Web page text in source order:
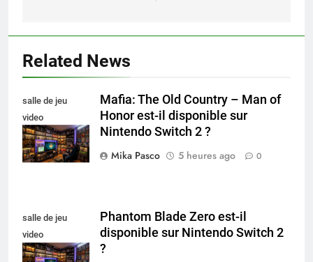
Related News
salle de jeu
video
collectionneur
Mafia: The Old Country – Man of
Honor est-il disponible sur
Nintendo Switch 2 ?
Mika Pasco
5 heures ago 0
salle de jeu
video
collectionneur
Phantom Blade Zero est-il
disponible sur Nintendo Switch 2
?